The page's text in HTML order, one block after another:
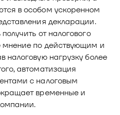
в особом ускоренном
декларации.
от налогового
мнение по действующим и
налоговую нагрузку более
автоматизация
с налоговым
временные и